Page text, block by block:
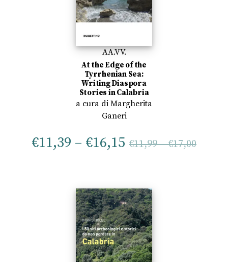
AA.VV.
At the Edge of the
Tyrrhenian Sea:
Writing Diaspora
Stories in Calabria
a cura di Margherita
Ganeri
€11,39 – €16,15 €11,99–€17,00